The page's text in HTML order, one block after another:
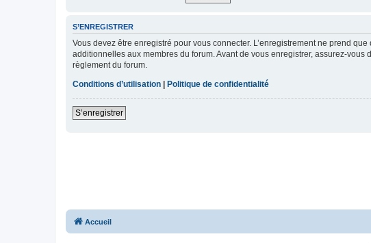
S’ENREGISTRER
Vous devez être enregistré pour vous connecter. L’enregistrement ne prend
additionnelles aux membres du forum. Avant de vous enregistrer, assurez-
règlement du forum.
Conditions d’utilisation | Politique de confidentialité
S’enregistrer
Accueil